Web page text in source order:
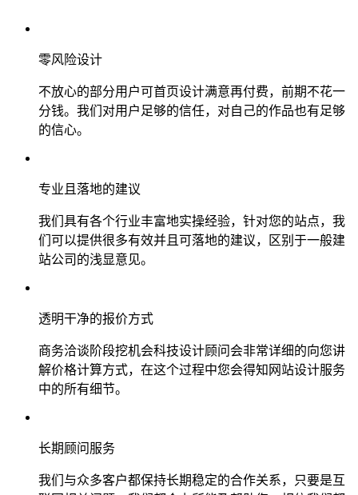
零风险设计
不放心的部分用户可首页设计满意再付费，前期不花一
分钱。我们对用户足够的信任，对自己的作品也有足够
的信心。
专业且落地的建议
我们具有各个行业丰富地实操经验，针对您的站点，我
们可以提供很多有效并且可落地的建议，区别于一般建
站公司的浅显意见。
透明干净的报价方式
商务洽谈阶段挖机会科技设计顾问会非常详细的向您讲
解价格计算方式，在这个过程中您会得知网站设计服务
中的所有细节。
长期顾问服务
我们与众多客户都保持长期稳定的合作关系，只要是互